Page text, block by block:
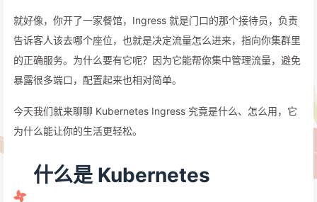
就好像，你开了一家餐馆，Ingress 就是门口的那个接待员，负责
告诉客人该去哪个座位，也就是决定流量怎么进来，指向你集群里
的正确服务。为什么要有它呢？因为它能帮你集中管理流量，避免
暴露很多端口，配置起来也相对简单。
今天我们就来聊聊 Kubernetes Ingress 究竟是什么、怎么用，它
为什么能让你的生活更轻松。
什么是 Kubernetes